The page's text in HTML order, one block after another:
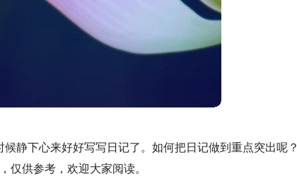
静下心来好好写写日记了。如何把日记做到重点突出呢？
仅供参考，欢迎大家阅读。